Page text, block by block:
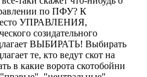
по ПФУ? К
УПРАВЛЕНИЯ,
созидательного
ВЫБИРАТЬ! Выбирать
те, кто ведут скот на
в какие ворота скотобойни